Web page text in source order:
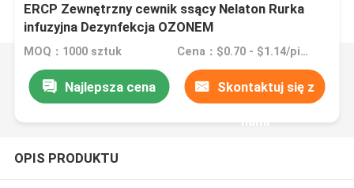
ERCP Zewnętrzny cewnik ssący Nelaton Rurka
infuzyjna Dezynfekcja OZONEM
MOQ：1000 sztuk Cena：$0.70 - $1.14/pieces
Najlepsza cena Skontaktuj się z
nami
OPIS PRODUKTU